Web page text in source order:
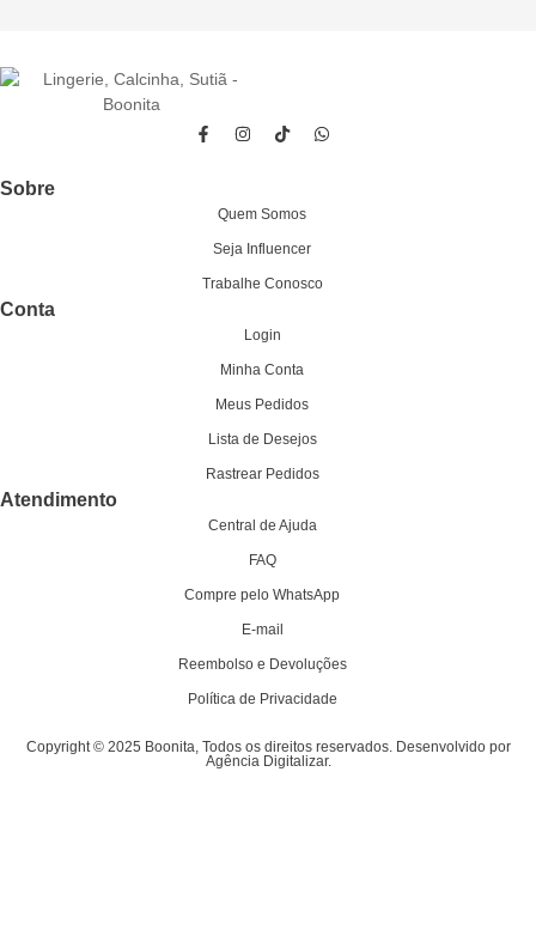
Sobre
Quem Somos
Seja Influencer
Trabalhe Conosco
Conta
Login
Minha Conta
Meus Pedidos
Lista de Desejos
Rastrear Pedidos
Atendimento
Central de Ajuda
FAQ
Compre pelo WhatsApp
E-mail
Reembolso e Devoluções
Política de Privacidade
Copyright © 2025 Boonita, Todos os direitos reservados. Desenvolvido por
Agência Digitalizar.